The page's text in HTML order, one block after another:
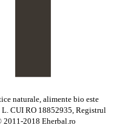
naturale, alimente bio este
L. CUI RO 18852935, Registrul
2018 Eherbal.ro